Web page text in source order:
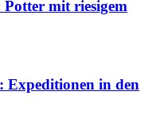
mit riesigem
Expeditionen in den